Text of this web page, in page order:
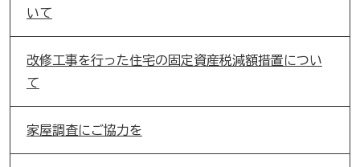
いて
改修工事を行った住宅の固定資産税減額措置につい
て
家屋調査にご協力を